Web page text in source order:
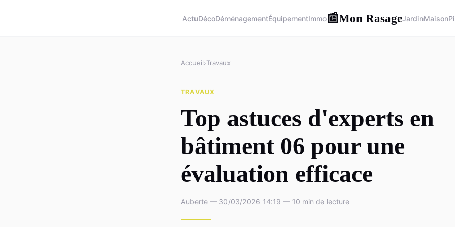
ActuDécoDéménagementÉquipementImmo📰Mon RasageJardinMaison
Accueil›Travaux
TRAVAUX
Top astuces d'experts en
bâtiment 06 pour une
évaluation efficace
Auberte — 30/03/2026 14:19 — 10 min de lecture